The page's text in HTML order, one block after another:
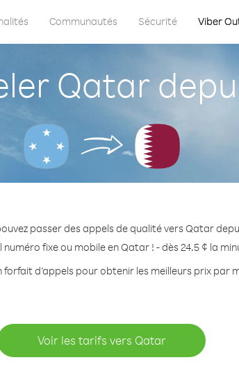
Communautés Sécurité Viber
Qatar
passer des appels de qualité vers Qatar
fixe ou mobile en Qatar ! - dès 24.5 ¢ la
forfait d’appels pour obtenir les meilleurs prix par
Voir les tarifs vers Qatar